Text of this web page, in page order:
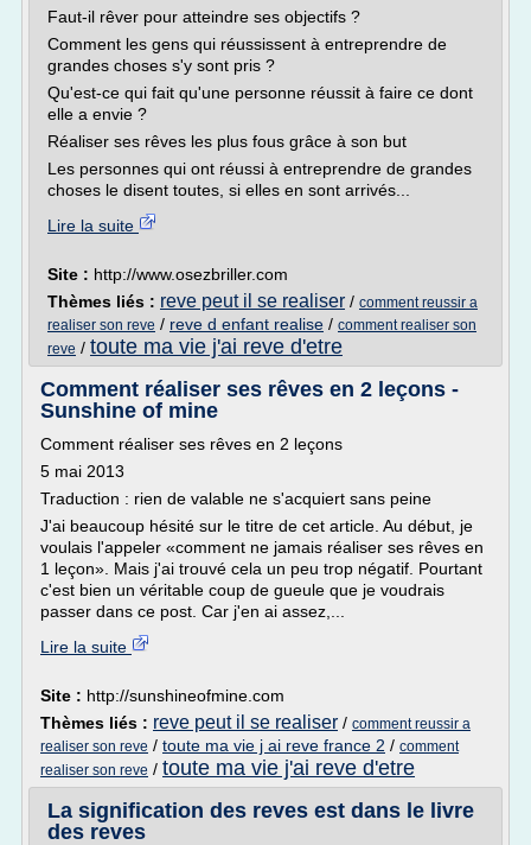
Faut-il rêver pour atteindre ses objectifs ?
Comment les gens qui réussissent à entreprendre de
grandes choses s'y sont pris ?
Qu'est-ce qui fait qu'une personne réussit à faire ce dont
elle a envie ?
Réaliser ses rêves les plus fous grâce à son but
Les personnes qui ont réussi à entreprendre de grandes
choses le disent toutes, si elles en sont arrivés...
Lire la suite
Site : http://www.osezbriller.com
Thèmes liés : reve peut il se realiser / comment reussir a
realiser son reve / reve d enfant realise / comment realiser son
reve / toute ma vie j'ai reve d'etre
Comment réaliser ses rêves en 2 leçons -
Sunshine of mine
Comment réaliser ses rêves en 2 leçons
5 mai 2013
Traduction : rien de valable ne s'acquiert sans peine
J'ai beaucoup hésité sur le titre de cet article. Au début, je
voulais l'appeler «comment ne jamais réaliser ses rêves en
1 leçon». Mais j'ai trouvé cela un peu trop négatif. Pourtant
c'est bien un véritable coup de gueule que je voudrais
passer dans ce post. Car j'en ai assez,...
Lire la suite
Site : http://sunshineofmine.com
Thèmes liés : reve peut il se realiser / comment reussir a
realiser son reve / toute ma vie j ai reve france 2 / comment
realiser son reve / toute ma vie j'ai reve d'etre
La signification des reves est dans le livre
des reves